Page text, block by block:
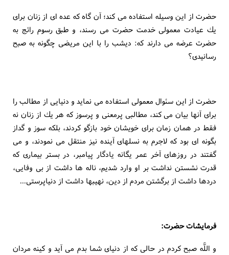
حضرت از اين وسيله استفاده مى كند؛ آن گاه كه عده اى از زنان براى
يك عيادت معمولى خدمت حضرت مى رسند، و طبق رسوم رائج به
حضرت عرضه مى دارند كه: ديشب را با اين مريضى چگونه به صبح
رسانيدى؟
حضرت از اين سئوال معمولى استفاده مى نمايد و دنيايى از مطالب را
براى آنها بيان مى كند، مطالبى پرمعنى و پرسوز كه هر يك از زنان نه
فقط در همان زمان براى خويشان خود بازگو كردند، بلكه سوز و گداز
بگونه اى بود كه لاجرم به نسلهاى آينده نيز منتقل مى نمودند، و مى
گفتند در روزهاى آخر عمر يگانه يادگار پيامبر، در بستر بيمارى كه
قدرت نشستن نداشت بر او وارد شديم، ناله ها داشت از بى وفايى،
دردها داشت از برگشتن مردم از دين، نهيبها داشت از دنياپرستى...
فرمايشات حضرت:
و اللَّه صبح كردم در حالى كه از دنياى شما بدم مى آيد و كينه مردان